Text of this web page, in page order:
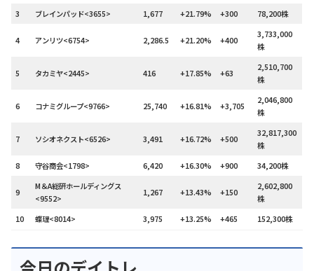
3
ブレインパッド<3655> 1,677 +21.79% +300 78,200株
4 アンリツ<6754> 2,286.5 +21.20% +400
3,733,000
株
5 タカミヤ<2445> 416 +17.85% +63
2,510,700
株
6 コナミグループ<9766> 25,740 +16.81% +3,705
2,046,800
株
7 ソシオネクスト<6526> 3,491 +16.72% +500
32,817,300
株
8
守谷商会<1798> 6,420 +16.30% +900 34,200株
9
M＆A総研ホールディングス
<9552>
1,267 +13.43% +150
2,602,800
株
10
蝶理<8014> 3,975 +13.25% +465 152,300株